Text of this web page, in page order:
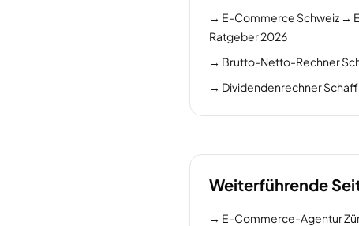
→ E-Commerce Schweiz →
Ratgeber 2026
→ Brutto-Netto-Rechner
→ Dividendenrechner
Weiterführende
→ E-Commerce-Agentur